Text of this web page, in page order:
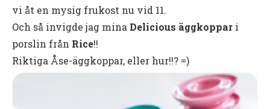
vi åt en mysig frukost nu vid 11.
Och så invigde jag mina Delicious äggkoppar i
porslin från Rice!!
Riktiga Åse-äggkoppar, eller hur!!? =)